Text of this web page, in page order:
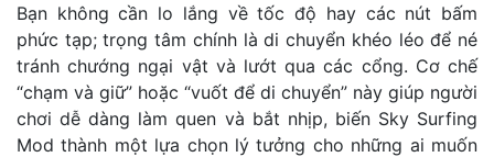
Bạn không cần lo lắng về tốc độ hay các nút bấm
phức tạp; trọng tâm chính là di chuyển khéo léo để né
tránh chướng ngại vật và lướt qua các cổng. Cơ chế
“chạm và giữ” hoặc “vuốt để di chuyển” này giúp người
chơi dễ dàng làm quen và bắt nhịp, biến Sky Surfing
Mod thành một lựa chọn lý tưởng cho những ai muốn